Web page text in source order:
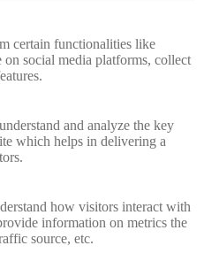
certain functionalities like
social media platforms, collect
and analyze the key
which helps in delivering a
how visitors interact with
information on metrics the
source, etc.